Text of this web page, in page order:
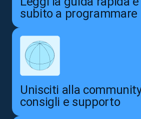
subito a programmare
Unisciti alla
consigli e supporto